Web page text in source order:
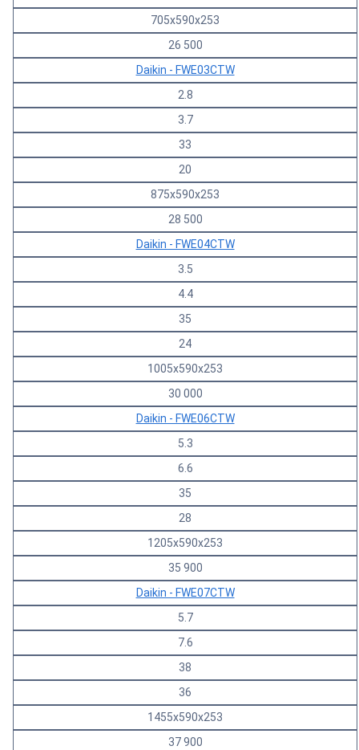
705х590х253
26 500
Daikin - FWE03CTW
2.8
3.7
33
20
875x590x253
28 500
Daikin - FWE04CTW
3.5
4.4
35
24
1005x590x253
30 000
Daikin - FWE06CTW
5.3
6.6
35
28
1205x590x253
35 900
Daikin - FWE07CTW
5.7
7.6
38
36
1455x590x253
37 900